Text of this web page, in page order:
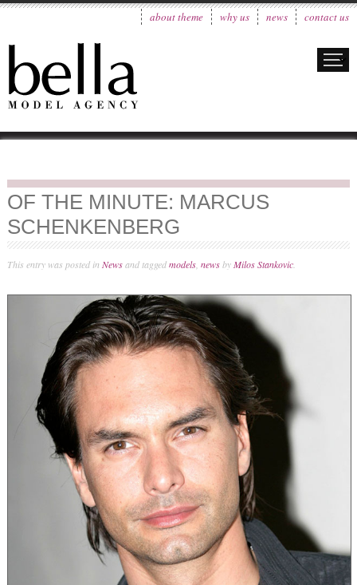
about theme why us news contact us
OF THE MINUTE: MARCUS
SCHENKENBERG
This entry was posted in Newsand taggedmodels, newsbyMilos Stankovic.